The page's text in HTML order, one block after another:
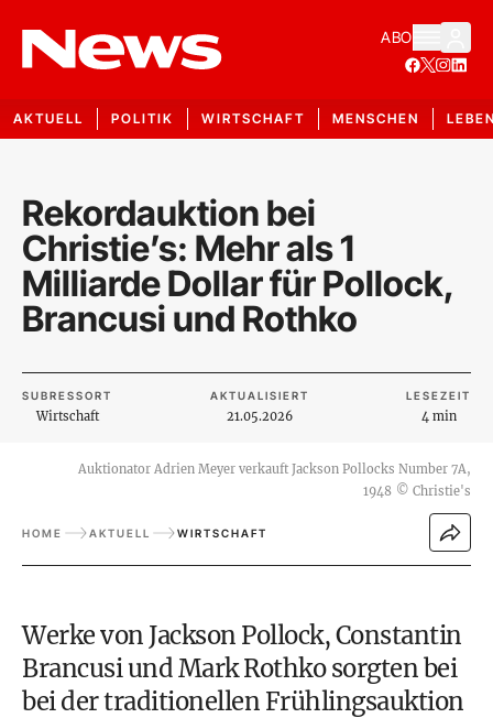
ABO
AKTUELL POLITIK WIRTSCHAFT MENSCHEN
Rekordauktion bei
Christie’s: Mehr als 1
Milliarde Dollar für Pollock,
Brancusi und Rothko
SUBRESSORT
Wirtschaft
AKTUALISIERT
21.05.2026
LESEZEIT
4 min
Auktionator Adrien Meyer verkauft Jackson Pollocks Number 7A,
1948 © Christie's
HOME AKTUELL WIRTSCHAFT
Werke von Jackson Pollock, Constantin
Brancusi und Mark Rothko sorgten bei
bei der traditionellen Frühlingsauktion